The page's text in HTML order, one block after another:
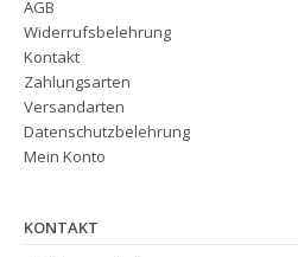
AGB
Widerrufsbelehrung
Kontakt
Zahlungsarten
Versandarten
Datenschutzbelehrung
Mein Konto
KONTAKT